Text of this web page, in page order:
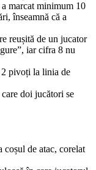
marcat minimum 10
înseamnă că a
reușită de un jucator
iar cifra 8 nu
2 pivoți la linia de
doi jucători se
coșul de atac, corelat